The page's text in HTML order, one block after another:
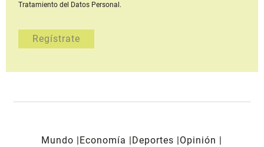
Tratamiento del Datos Personal.
Mundo Economía Deportes
Opinión